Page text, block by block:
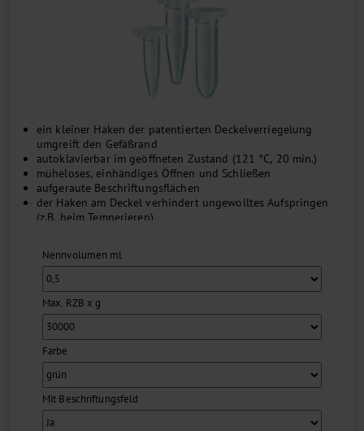
ein kleiner Haken der patentierten Deckelverriegelung
umgreift den Gefäßrand
autoklavierbar im geöffneten Zustand (121 °C, 20 min.)
müheloses, einhändiges Öffnen und Schließen
aufgeraute Beschriftungsflächen
der Haken am Deckel verhindert ungewolltes Aufspringen
(z.B. beim Temperieren)
Safe-Lock Reaktionsgefäße gibt es ebenfalls in Eppendorf
Biopur
Safe-Lock Reaktionsgefäße 0,5 ml und 1,5 ml sind bis
30.000 x g zentrifugierbar
...
Nennvolumen ml
Max. RZB x g
Farbe
Mit Beschriftungsfeld